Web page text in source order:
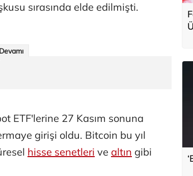
sırasında elde edilmişti.
ETF'lerine 27 Kasım sonuna
girişi oldu. Bitcoin bu yıl
hisse senetleri ve altın gibi